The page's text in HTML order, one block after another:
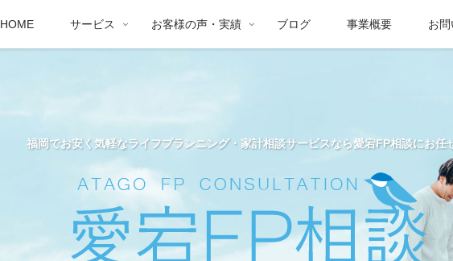
福岡でお安く気軽なライフプランニング・家計相談サービスなら愛宕FP相談にお任
HOME サービス お客様の声・実績 ブログ 事業概要 お